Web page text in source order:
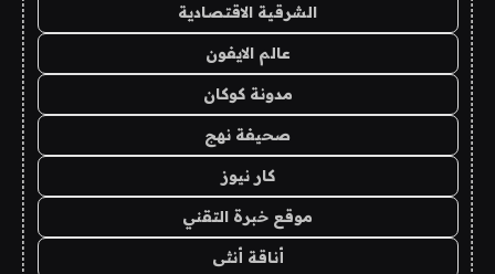
الشرقية الاقتصادية
عالم الايفون
مدونة كوكان
صحيفة نهج
كار نيوز
موقع خبرة التقني
أناقة أنثى